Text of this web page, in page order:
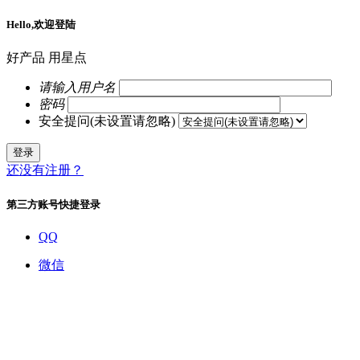
Hello,欢迎登陆
好产品 用星点
请输入用户名
密码
安全提问(未设置请忽略)
登录
还没有注册？
第三方账号快捷登录
QQ
微信